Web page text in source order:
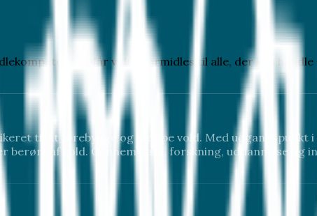
Når viden formidles til alle, der kan handle
til at forebygge og stoppe vold. Med udgangspunkt
af vold. Gennem data, forskning, uddannelse og